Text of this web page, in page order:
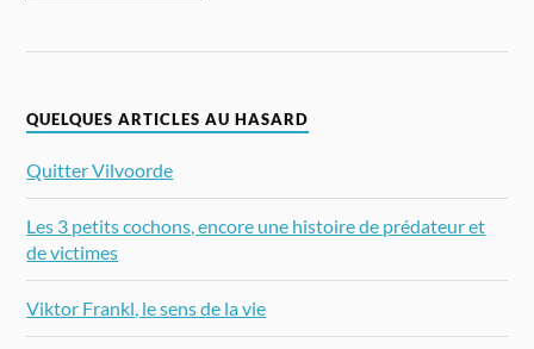
QUELQUES ARTICLES AU HASARD
Quitter Vilvoorde
Les 3 petits cochons, encore une histoire de prédateur et
de victimes
Viktor Frankl, le sens de la vie